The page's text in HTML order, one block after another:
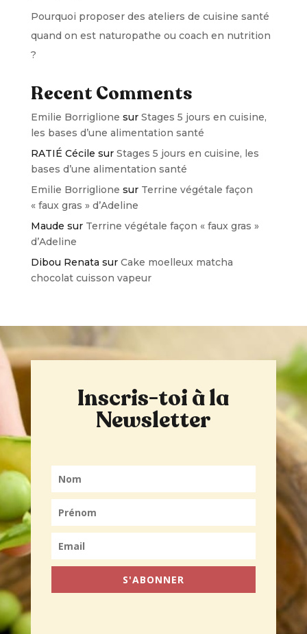
Pourquoi proposer des ateliers de cuisine santé
quand on est naturopathe ou coach en nutrition
?
Recent Comments
Emilie Borriglione sur Stages 5 jours en cuisine,
les bases d’une alimentation santé
RATIÉ Cécile sur Stages 5 jours en cuisine, les
bases d’une alimentation santé
Emilie Borriglione sur Terrine végétale façon
« faux gras » d’Adeline
Maude sur Terrine végétale façon « faux gras »
d’Adeline
Dibou Renata sur Cake moelleux matcha
chocolat cuisson vapeur
Inscris-toi à la
Newsletter
S'ABONNER